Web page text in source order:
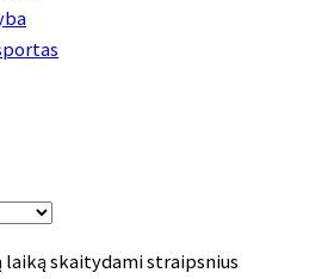
laiką skaitydami straipsnius